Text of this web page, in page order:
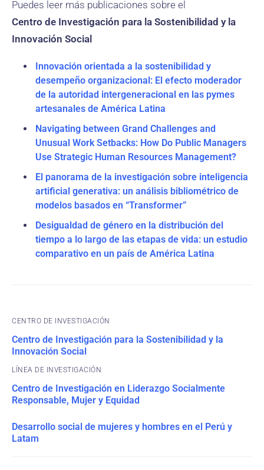
Puedes leer más publicaciones sobre el
Centro de Investigación para la Sostenibilidad y la
Innovación Social
Innovación orientada a la sostenibilidad y
desempeño organizacional: El efecto moderador
de la autoridad intergeneracional en las pymes
artesanales de América Latina
Navigating between Grand Challenges and
Unusual Work Setbacks: How Do Public Managers
Use Strategic Human Resources Management?
El panorama de la investigación sobre inteligencia
artificial generativa: un análisis bibliométrico de
modelos basados ​​en “Transformer”
Desigualdad de género en la distribución del
tiempo a lo largo de las etapas de vida: un estudio
comparativo en un país de América Latina
CENTRO DE INVESTIGACIÓN
Centro de Investigación para la Sostenibilidad y la
Innovación Social
Centro de Investigación en Liderazgo Socialmente
Responsable, Mujer y Equidad
Desarrollo social de mujeres y hombres en el Perú y
Latam